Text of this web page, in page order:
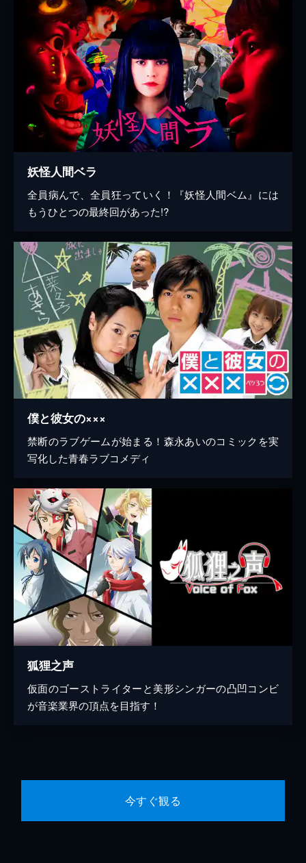
妖怪人間ベラ
全員病んで、全員狂っていく！『妖怪人間ベム』には
もうひとつの最終回があった!?
僕と彼女の×××
禁断のラブゲームが始まる！森永あいのコミックを実
写化した青春ラブコメディ
狐狸之声
仮面のゴーストライターと美形シンガーの凸凹コンビ
が音楽業界の頂点を目指す！
今すぐ観る